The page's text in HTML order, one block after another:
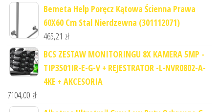
Bemeta Help Poręcz Kątowa Ścienna Prawa
60X60 Cm Stal Nierdzewna (301112071)
465,21 zł
BCS ZESTAW MONITORINGU 8X KAMERA 5MP -
TIP3501IR-E-G-V + REJESTRATOR -L-NVR0802-A-
4KE + AKCESORIA
7104,00 zł